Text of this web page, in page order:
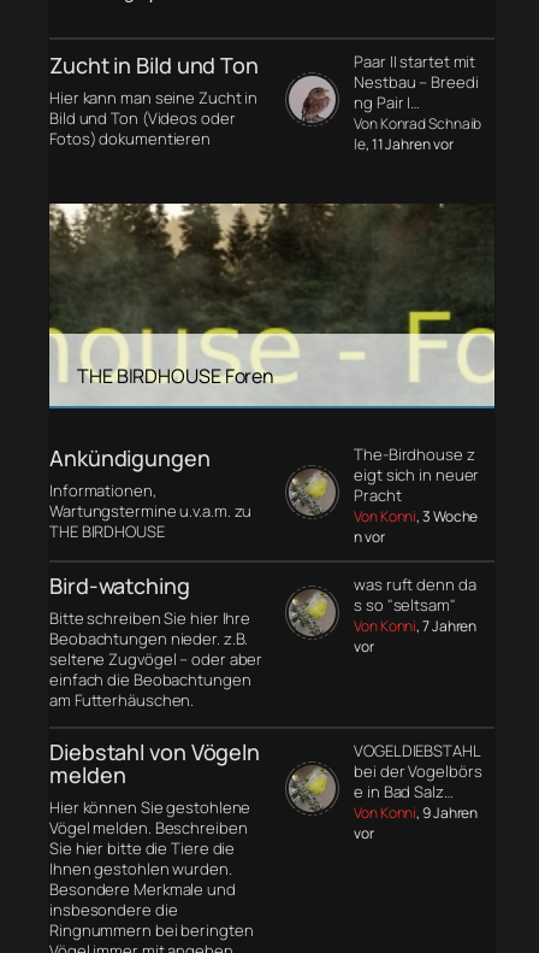
Zucht in Bild und Ton
Hier kann man seine Zucht in
Bild und Ton (Videos oder
Fotos) dokumentieren
Paar II startet mit
Nestbau – Breedi
ng Pair I…
Von Konrad Schnaib
le, 11 Jahren vor
THE BIRDHOUSE Foren
Ankündigungen
Informationen,
Wartungstermine u.v.a.m. zu
THE BIRDHOUSE
The-Birdhouse z
eigt sich in neuer
Pracht
Von Konni, 3 Woche
n vor
Bird-watching
Bitte schreiben Sie hier Ihre
Beobachtungen nieder. z.B.
seltene Zugvögel – oder aber
einfach die Beobachtungen
am Futterhäuschen.
was ruft denn da
s so "seltsam"
Von Konni, 7 Jahren
vor
Diebstahl von Vögeln
melden
Hier können Sie gestohlene
Vögel melden. Beschreiben
Sie hier bitte die Tiere die
Ihnen gestohlen wurden.
Besondere Merkmale und
insbesondere die
Ringnummern bei beringten
VOGELDIEBSTAHL
bei der Vogelbörs
e in Bad Salz…
Von Konni, 9 Jahren
vor